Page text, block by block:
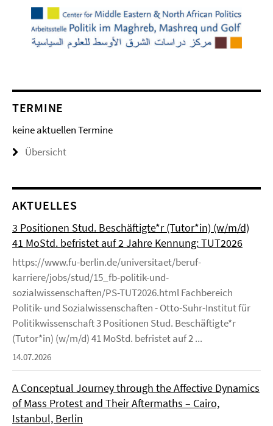
TERMINE
keine aktuellen Termine
Übersicht
AKTUELLES
3 Positionen Stud. Beschäftigte*r (Tutor*in) (w/m/d)
41 MoStd. befristet auf 2 Jahre Kennung: TUT2026
https://www.fu-berlin.de/universitaet/beruf-
karriere/jobs/stud/15_fb-politik-und-
sozialwissenschaften/PS-TUT2026.html Fachbereich
Politik- und Sozialwissenschaften - Otto-Suhr-Institut für
Politikwissenschaft 3 Positionen Stud. Beschäftigte*r
(Tutor*in) (w/m/d) 41 MoStd. befristet auf 2 ...
14.07.2026
A Conceptual Journey through the Affective Dynamics
of Mass Protest and Their Aftermaths – Cairo,
Istanbul, Berlin